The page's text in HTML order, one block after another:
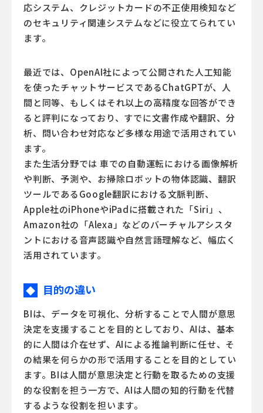
応システム、クレジットカードの不正使用検知など
のセキュリティ関連システムなどに役立てられてい
ます。
最近では、OpenAI社によって公開された人工知能
を使ったチャットサービスであるChatGPTが、人
間と同等、もしくはそれ以上の高精度な回答ができ
ると評判になっており、すでに文書作成や翻訳、分
析、問い合わせ対応など多様な用途で活用されてい
ます。
また生活分野では 車での自動運転における画像解析
や判断、予測や、お掃除ロボットの物体認識、翻訳
ツールであるGoogle翻訳における文脈判断、
Apple社のiPhoneやiPadに搭載された「Siri」、
Amazon社の「Alexa」などのバーチャルアシスタ
ントにおける音声認識や自然言語理解など、幅広く
活用されています。
◆ 目的の違い
BIは、データを可視化、分析することで人間が意思
決定を支援することを目的としており、AIは、基本
的に人間は介在せず、AIによる推論判断に任せ、そ
の結果を何らかの形で活用することを目的としてい
ます。BIは人間が意思決定と行動を取るための支援
的な役割を担う一方で、AIは人間の知的行動を代替
するような役割を担います。